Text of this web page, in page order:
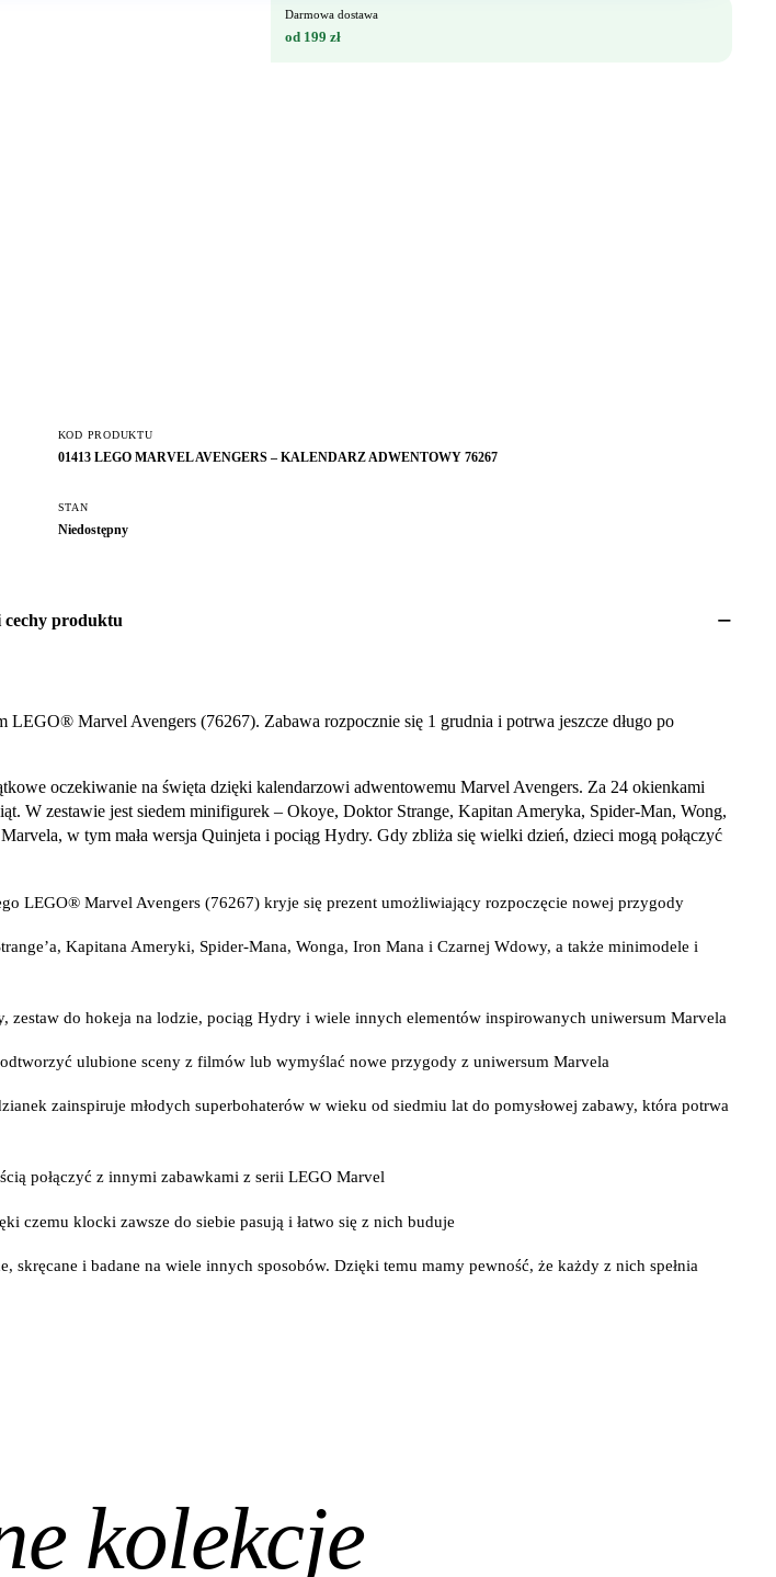
Darmowa dostawa
od 199 zł
KOD PRODUKTU
01413 LEGO MARVEL AVENGERS – KALENDARZ ADWENTOWY 76267
STAN
Niedostępny
cechy produktu
Marvel Avengers (76267). Zabawa rozpocznie się 1 grudnia i potrwa jeszcze długo po
oczekiwanie na święta dzięki kalendarzowi adwentowemu Marvel Avengers. Za 24 okienkami
W zestawie jest siedem minifigurek – Okoye, Doktor Strange, Kapitan Ameryka, Spider-Man, Wong,
w tym mała wersja Quinjeta i pociąg Hydry. Gdy zbliża się wielki dzień, dzieci mogą połączyć
LEGO® Marvel Avengers (76267) kryje się prezent umożliwiający rozpoczęcie nowej przygody
Kapitana Ameryki, Spider-Mana, Wonga, Iron Mana i Czarnej Wdowy, a także minimodele i
do hokeja na lodzie, pociąg Hydry i wiele innych elementów inspirowanych uniwersum Marvela
ulubione sceny z filmów lub wymyślać nowe przygody z uniwersum Marvela
zainspiruje młodych superbohaterów w wieku od siedmiu lat do pomysłowej zabawy, która potrwa
połączyć z innymi zabawkami z serii LEGO Marvel
czemu klocki zawsze do siebie pasują i łatwo się z nich buduje
i badane na wiele innych sposobów. Dzięki temu mamy pewność, że każdy z nich spełnia
kolekcje